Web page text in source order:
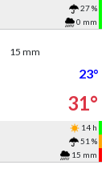
27 %
0 mm
15 mm
23°
31°
14 h
51 %
15 mm